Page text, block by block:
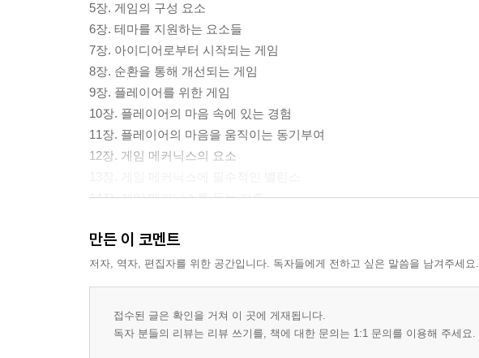
5장. 게임의 구성 요소
6장. 테마를 지원하는 요소들
7장. 아이디어로부터 시작되는 게임
8장. 순환을 통해 개선되는 게임
9장. 플레이어를 위한 게임
10장. 플레이어의 마음 속에 있는 경험
11장. 플레이어의 마음을 움직이는 동기부여
12장. 게임 메커닉스의 요소
14장. 게임 메커닉스를 돕는 퍼즐
16장. 흥미 곡선으로 판정될 수 있는 경험
17장. 또 하나의 경험을 주는 스토리
20장. 캐릭터가 들어 있는 세계
만든 이 코멘트
저자, 역자, 편집자를 위한 공간입니다. 독자들에게 전하고 싶은 말씀을 남겨주세요.
접수된 글은 확인을 거쳐 이 곳에 게재됩니다.
독자 분들의 리뷰는 리뷰 쓰기를, 책에 대한 문의는 1:1 문의를 이용해 주세요.